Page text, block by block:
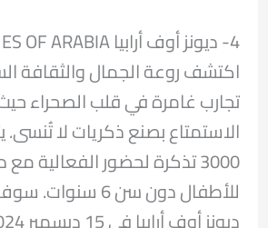
4- ديونز أوف أرابيا DUNES OF ARABIA
اكتشف روعة الجمال والثقافة
تجارب غامرة في قلب الصحراء
الاستمتاع بصنع ذكريات لا تُنسى.
3000 تذكرة لحضور الفعالية
للأطفال دون سن 6